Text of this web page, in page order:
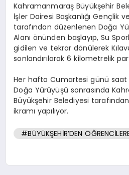
Kahramanmaraş Büyükşehir
İşler Dairesi Başkanlığı Gençlik
tarafından düzenlenen Doğa
Alanı önünden başlayıp, Su
gidilen ve tekrar dönülerek
sonlandırılarak 6 kilometrelik
Her hafta Cumartesi günü saat
Doğa Yürüyüşü sonrasında
Büyükşehir Belediyesi
ikramı yapılıyor.
#BÜYÜKŞEHİR’DEN